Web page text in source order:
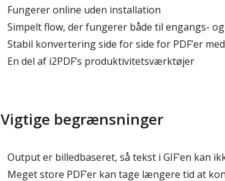
Fungerer online uden installation
Simpelt flow, der fungerer både til engangs-
Stabil konvertering side for side for PDF’er
En del af i2PDF’s produktivitetsværktøjer
Vigtige begrænsninger
Output er billedbaseret, så tekst i GIF’en kan
Meget store PDF’er kan tage længere tid at